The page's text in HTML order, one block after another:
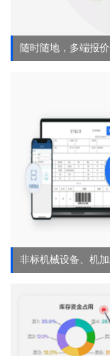
随时随地，多端报
非标机械设备、机